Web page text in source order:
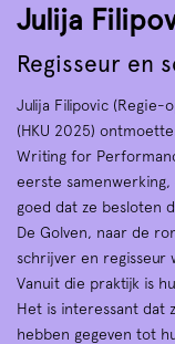
Julija
Regisseur en
Julija Filipovic (Regie-
(HKU 2025)
Writing for
eerste
goed dat ze besloten
De Golven, naar de
schrijver en
Vanuit die praktijk is
Het is interessant dat
hebben gegeven tot